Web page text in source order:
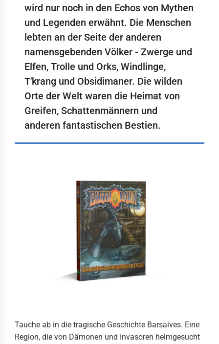
wird nur noch in den Echos von Mythen
und Legenden erwähnt. Die Menschen
lebten an der Seite der anderen
namensgebenden Völker - Zwerge und
Elfen, Trolle und Orks, Windlinge,
T'krang und Obsidimaner. Die wilden
Orte der Welt waren die Heimat von
Greifen, Schattenmännern und
anderen fantastischen Bestien.
Tauche ab in die tragische Geschichte Barsaives. Eine
Region, die von Dämonen und Invasoren heimgesucht